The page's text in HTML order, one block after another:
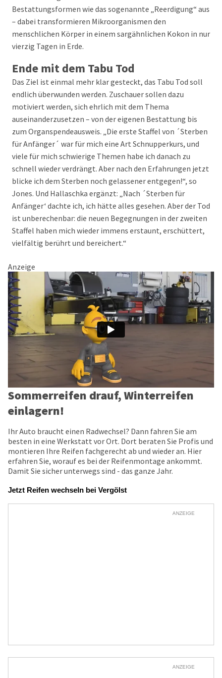
Bestattungsformen wie das sogenannte „Reerdigung“ aus
– dabei transformieren Mikroorganismen den
menschlichen Körper in einem sargähnlichen Kokon in nur
vierzig Tagen in Erde.
Ende mit dem Tabu Tod
Das Ziel ist einmal mehr klar gesteckt, das Tabu Tod soll
endlich überwunden werden. Zuschauer sollen dazu
motiviert werden, sich ehrlich mit dem Thema
auseinanderzusetzen – von der eigenen Bestattung bis
zum Organspendeausweis. „Die erste Staffel von ´Sterben
für Anfänger´ war für mich eine Art Schnupperkurs, und
viele für mich schwierige Themen habe ich danach zu
schnell wieder verdrängt. Aber nach den Erfahrungen jetzt
blicke ich dem Sterben noch gelassener entgegen!“, so
Jones. Und Hallaschka ergänzt: „Nach ´Sterben für
Anfänger‘ dachte ich, ich hätte alles gesehen. Aber der Tod
ist unberechenbar: die neuen Begegnungen in der zweiten
Staffel haben mich wieder immens erstaunt, erschüttert,
vielfältig berührt und bereichert.“
Anzeige
Sommerreifen drauf, Winterreifen
einlagern!
Ihr Auto braucht einen Radwechsel? Dann fahren Sie am
besten in eine Werkstatt vor Ort. Dort beraten Sie Profis und
montieren Ihre Reifen fachgerecht ab und wieder an. Hier
erfahren Sie, worauf es bei der Reifenmontage ankommt.
Damit Sie sicher unterwegs sind - das ganze Jahr.
Jetzt Reifen wechseln bei Vergölst
ANZEIGE
ANZEIGE